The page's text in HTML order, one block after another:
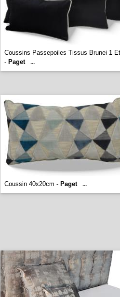
Coussins Passepoiles Tissus Brunei 1
- Paget ...
Coussin 40x20cm - Paget ...